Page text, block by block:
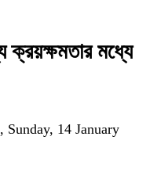
ক্রয়ক্ষমতার মধ্যে
Sunday, 14 January